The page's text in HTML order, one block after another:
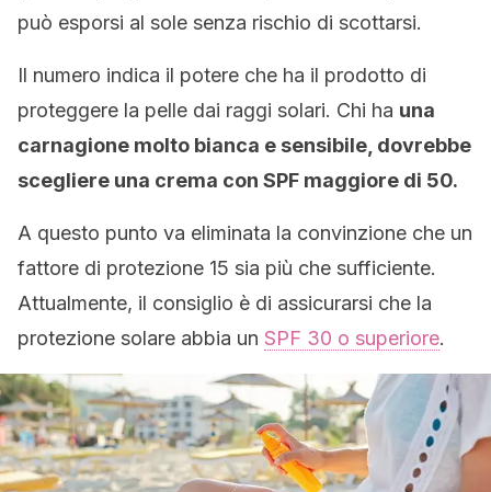
può esporsi al sole senza rischio di scottarsi.
Il numero indica il potere che ha il prodotto di
proteggere la pelle dai raggi solari. Chi ha una
carnagione molto bianca e sensibile, dovrebbe
scegliere una crema con SPF maggiore di 50.
A questo punto va eliminata la convinzione che un
fattore di protezione 15 sia più che sufficiente.
Attualmente, il consiglio è di assicurarsi che la
protezione solare abbia un SPF 30 o superiore.